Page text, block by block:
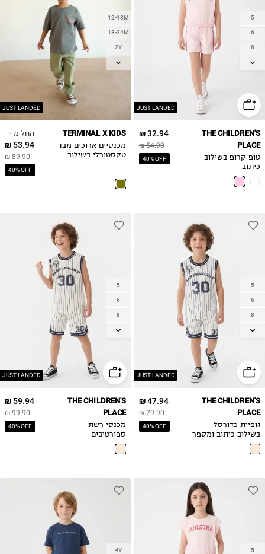
JUST LANDED
5
6
8
10
14
32.94 ₪
54.90 ₪
40% OFF
THE CHILDREN'S
PLACE
טופ קרופ בשילוב
כיתוב
JUST LANDED
12-18M
18-24M
2Y
3Y
7Y
החל מ -
53.94 ₪
89.90 ₪
40% OFF
TERMINAL X KIDS
מכנסיים ארוכים מבד
טקסטורלי בשילוב
JUST LANDED
5
6
8
10
47.94 ₪
79.90 ₪
40% OFF
THE CHILDREN'S
PLACE
גופיית כדורסל
בשילוב כיתוב ומספר
JUST LANDED
5
6
8
10
59.94 ₪
99.90 ₪
40% OFF
THE CHILDREN'S
PLACE
מכנסי רשת
ספורטיבים
5
4Y